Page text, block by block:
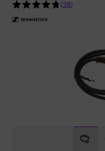
4.8 von 5
(38)